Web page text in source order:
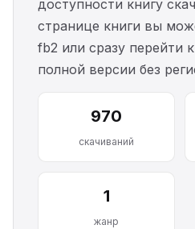
доступности книгу
странице книги вы
fb2 или сразу перейти
полной версии без
970
скачиваний
1
жанр